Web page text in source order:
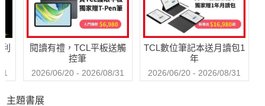
閱讀有禮，TCL平板送觸
控筆
2026/06/20 - 2026/08/31
TCL數位筆記本送月讀包1
年
2026/06/20 - 2026/08/31
主題書展